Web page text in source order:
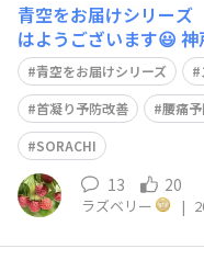
青空をお届けシリーズ
はようございます😃 神戸は晴れです☀️ 今の気温は4度、
予想最高気温は12度です。 今日のストレッチは
⭐️⭐️ 立ってでも座ってでも大丈夫です。 骨盤を立てて、下
腹を引き上げて背筋を
腕をまっ
青空をお届けシリーズ
首凝り予防改善
腰痛
SORACHI
13 20
ラズベリー |